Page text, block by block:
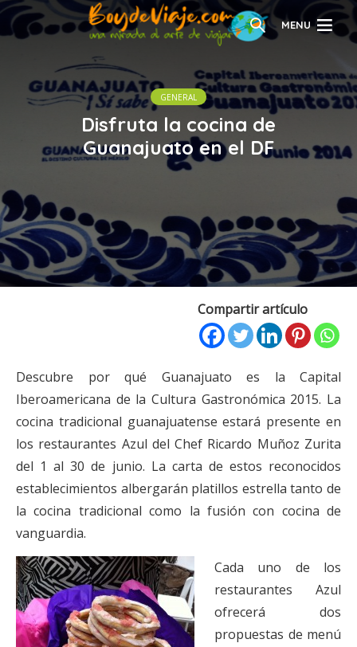
MENU
GENERAL
Disfruta la cocina de
Guanajuato en el DF
Compartir artículo
Descubre por qué Guanajuato es la Capital
Iberoamericana de la Cultura Gastronómica 2015. La
cocina tradicional guanajuatense estará presente en
los restaurantes Azul del Chef Ricardo Muñoz Zurita
del 1 al 30 de junio. La carta de estos reconocidos
establecimientos albergarán platillos estrella tanto de
la cocina tradicional como la fusión con cocina de
vanguardia.
Cada uno de los
restaurantes Azul
ofrecerá dos
propuestas de menú